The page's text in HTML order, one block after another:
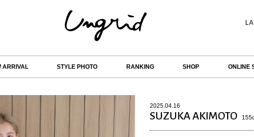
ARRIVAL STYLE PHOTO RANKING SHOP ONLINE
2025.04.16
SUZUKA AKIMOTO